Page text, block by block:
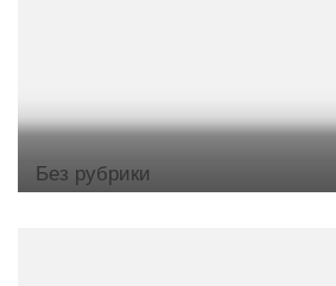
Без рубрики